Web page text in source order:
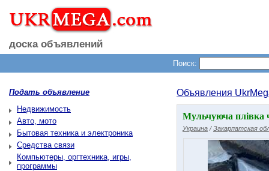
доска объявлений
Поиск:
Подать объявление
Недвижимость
Авто, мото
Бытовая техника и электроника
Средства связи
Компьютеры, оргтехника, игры,
программы
Объявления
Мульчуюча плівка
Украина /Закарпатская